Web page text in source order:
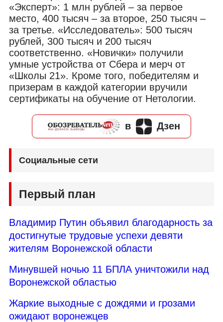
«Эксперт»: 1 млн рублей – за первое
место, 400 тысяч – за второе, 250 тысяч –
за третье. «Исследователь»: 500 тысяч
рублей, 300 тысяч и 200 тысяч
соответственно. «Новички» получили
умные устройства от Сбера и мерч от
«Школы 21». Кроме того, победителям и
призерам в каждой категории вручили
сертификаты на обучение от Нетологии.
в Дзен
Социальные сети
Первый план
Владимир Путин объявил благодарность за
достигнутые трудовые успехи девяти
жителям Воронежской области
Минувшей ночью 11 БПЛА уничтожили над
Воронежской областью
Жаркие выходные с дождями и грозами
ожидают воронежцев